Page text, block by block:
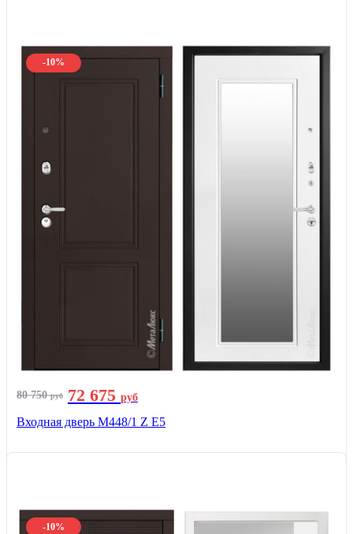
-10%
80 750руб 72 675 руб
Входная дверь М448/1 Z Е5
-10%